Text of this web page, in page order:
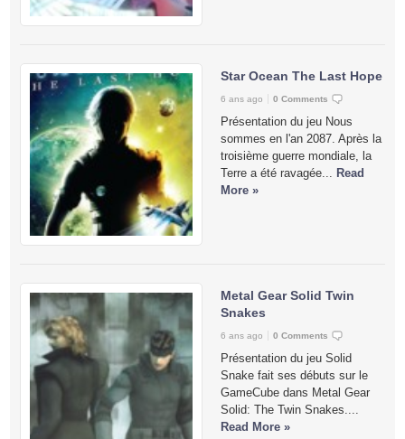
Star Ocean The Last Hope
6 ans ago 0 Comments
Présentation du jeu Nous
sommes en l'an 2087. Après la
troisième guerre mondiale, la
Terre a été ravagée... Read
More »
Metal Gear Solid Twin
Snakes
6 ans ago 0 Comments
Présentation du jeu Solid
Snake fait ses débuts sur le
GameCube dans Metal Gear
Solid: The Twin Snakes....
Read More »